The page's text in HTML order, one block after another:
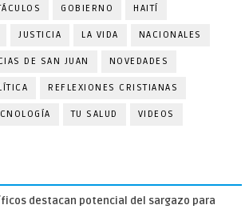
GOBIERNO HAITÍ
JUSTICIA LA VIDA NACIONALES
DE SAN JUAN NOVEDADES
REFLEXIONES CRISTIANAS
TU SALUD VIDEOS
destacan potencial del sargazo para